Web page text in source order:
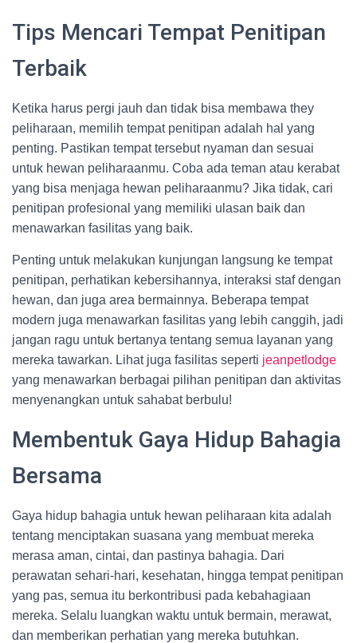
Tips Mencari Tempat Penitipan
Terbaik
Ketika harus pergi jauh dan tidak bisa membawa they
peliharaan, memilih tempat penitipan adalah hal yang
penting. Pastikan tempat tersebut nyaman dan sesuai
untuk hewan peliharaanmu. Coba ada teman atau kerabat
yang bisa menjaga hewan peliharaanmu? Jika tidak, cari
penitipan profesional yang memiliki ulasan baik dan
menawarkan fasilitas yang baik.
Penting untuk melakukan kunjungan langsung ke tempat
penitipan, perhatikan kebersihannya, interaksi staf dengan
hewan, dan juga area bermainnya. Beberapa tempat
modern juga menawarkan fasilitas yang lebih canggih, jadi
jangan ragu untuk bertanya tentang semua layanan yang
mereka tawarkan. Lihat juga fasilitas seperti jeanpetlodge
yang menawarkan berbagai pilihan penitipan dan aktivitas
menyenangkan untuk sahabat berbulu!
Membentuk Gaya Hidup Bahagia
Bersama
Gaya hidup bahagia untuk hewan peliharaan kita adalah
tentang menciptakan suasana yang membuat mereka
merasa aman, cintai, dan pastinya bahagia. Dari
perawatan sehari-hari, kesehatan, hingga tempat penitipan
yang pas, semua itu berkontribusi pada kebahagiaan
mereka. Selalu luangkan waktu untuk bermain, merawat,
dan memberikan perhatian yang mereka butuhkan.